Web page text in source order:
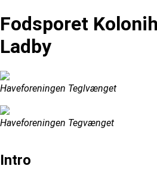
Fodsporet
Ladby
Haveforeningen Teglvænget
Haveforeningen Tegvænget
Intro